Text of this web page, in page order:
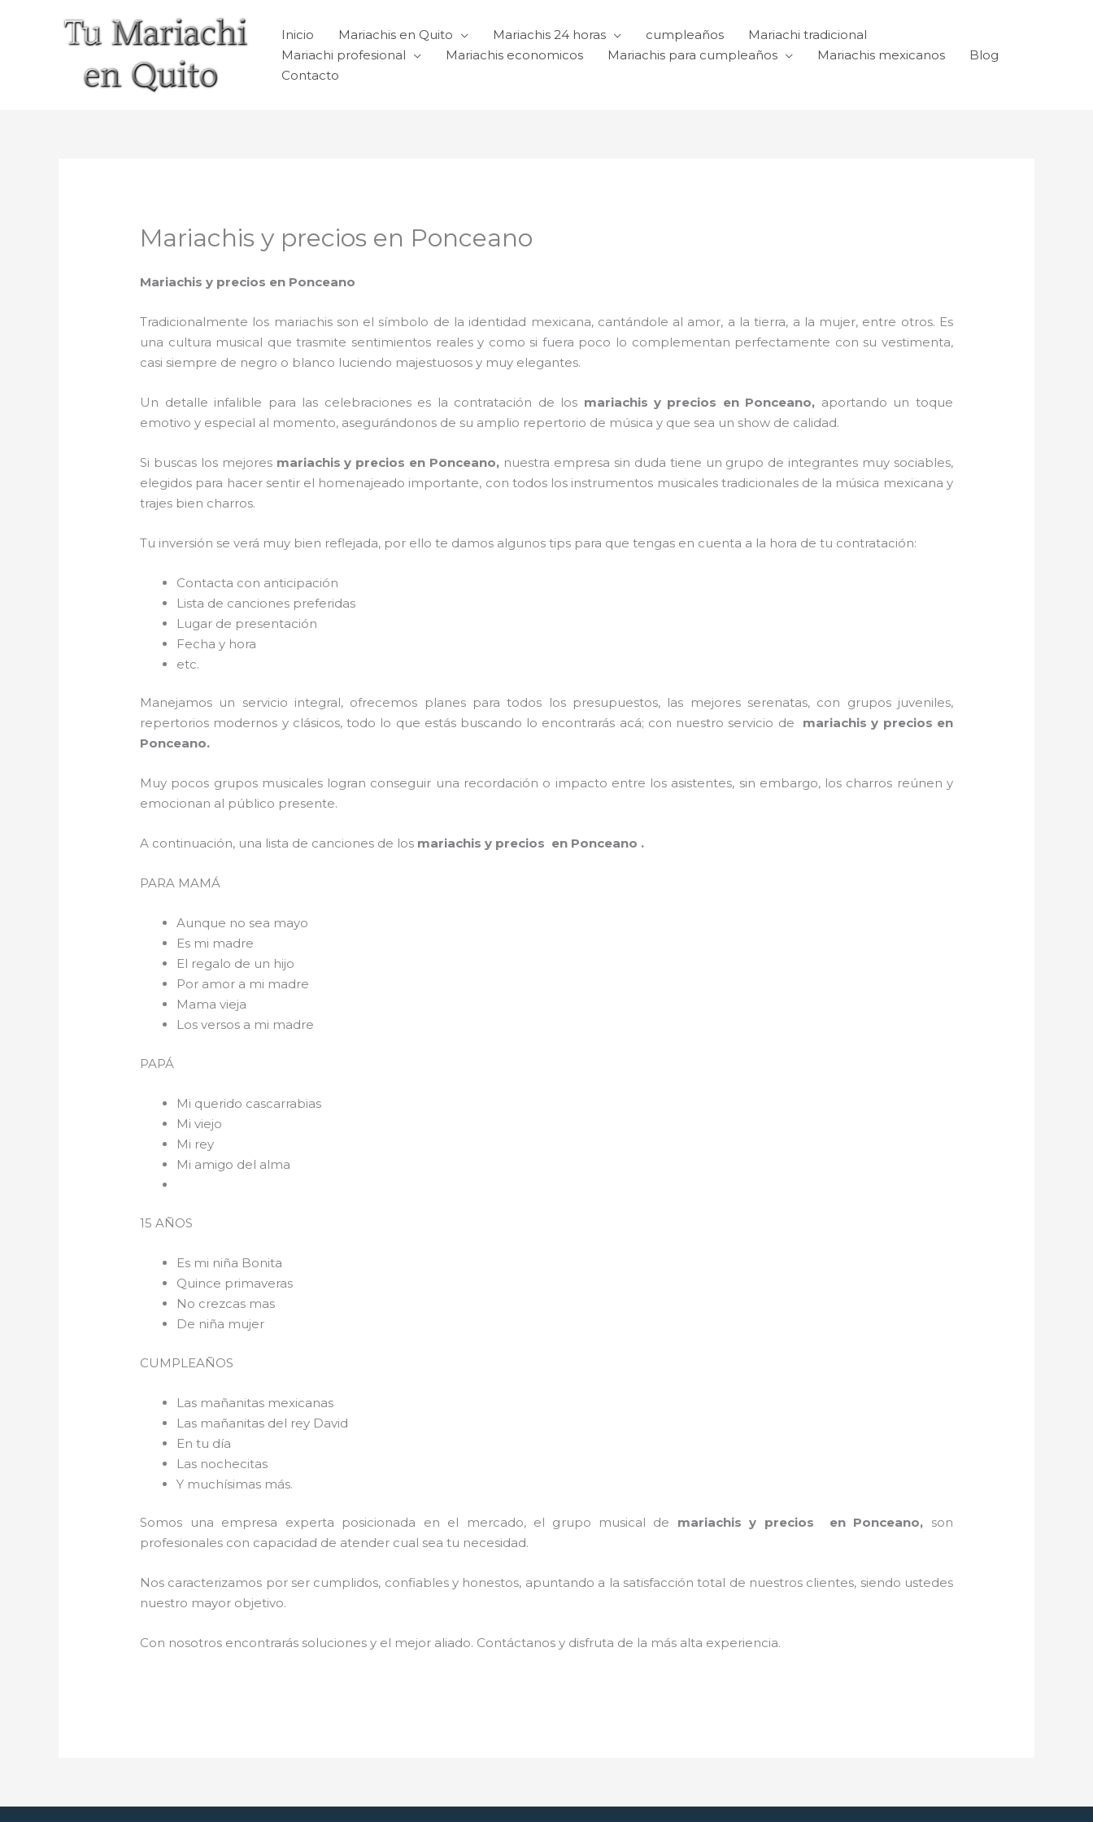
Inicio Mariachis en Quito Mariachis 24 horas cumpleaños
Mariachi tradicional
Mariachi profesional
Mariachis economicos Mariachis para cumpleaños Mariachis mexicanos
Blog
Contacto
Mariachis y precios en Ponceano
Mariachis y precios en Ponceano
Tradicionalmente los mariachis son el símbolo de la identidad mexicana, cantándole al amor, a la tierra, a la mujer, entre otros. Es
una cultura musical que trasmite sentimientos reales y como si fuera poco lo complementan perfectamente con su vestimenta,
casi siempre de negro o blanco luciendo majestuosos y muy elegantes.
Un detalle infalible para las celebraciones es la contratación de los mariachis y precios en Ponceano, aportando un toque
emotivo y especial al momento, asegurándonos de su amplio repertorio de música y que sea un show de calidad.
Si buscas los mejores mariachis y precios en Ponceano, nuestra empresa sin duda tiene un grupo de integrantes muy sociables,
elegidos para hacer sentir el homenajeado importante, con todos los instrumentos musicales tradicionales de la música mexicana y
trajes bien charros.
Tu inversión se verá muy bien reflejada, por ello te damos algunos tips para que tengas en cuenta a la hora de tu contratación:
Contacta con anticipación
Lista de canciones preferidas
Lugar de presentación
Fecha y hora
etc.
Manejamos un servicio integral, ofrecemos planes para todos los presupuestos, las mejores serenatas, con grupos juveniles,
repertorios modernos y clásicos, todo lo que estás buscando lo encontrarás acá; con nuestro servicio de mariachis y precios en
Ponceano.
Muy pocos grupos musicales logran conseguir una recordación o impacto entre los asistentes, sin embargo, los charros reúnen y
emocionan al público presente.
A continuación, una lista de canciones de los mariachis y precios en Ponceano .
PARA MAMÁ
Aunque no sea mayo
Es mi madre
El regalo de un hijo
Por amor a mi madre
Mama vieja
Los versos a mi madre
PAPÁ
Mi querido cascarrabias
Mi viejo
Mi rey
Mi amigo del alma
15 AÑOS
Es mi niña Bonita
Quince primaveras
No crezcas mas
De niña mujer
CUMPLEAÑOS
Las mañanitas mexicanas
Las mañanitas del rey David
En tu día
Las nochecitas
Y muchísimas más.
Somos una empresa experta posicionada en el mercado, el grupo musical de mariachis y precios en Ponceano, son
profesionales con capacidad de atender cual sea tu necesidad.
Nos caracterizamos por ser cumplidos, confiables y honestos, apuntando a la satisfacción total de nuestros clientes, siendo ustedes
nuestro mayor objetivo.
Con nosotros encontrarás soluciones y el mejor aliado. Contáctanos y disfruta de la más alta experiencia.